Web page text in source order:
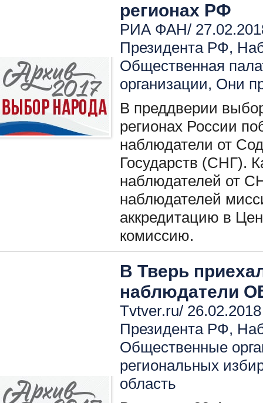
регионах РФ
РИА ФАН/
Президента РФ,
Общественная
организации, Они
В преддверии
регионах России
наблюдатели от
Государств (СНГ).
наблюдателей от
наблюдателей
аккредитацию в
комиссию.
В Тверь
наблюдатели
Tvtver.ru/
Президента РФ,
Общественные
региональных
область